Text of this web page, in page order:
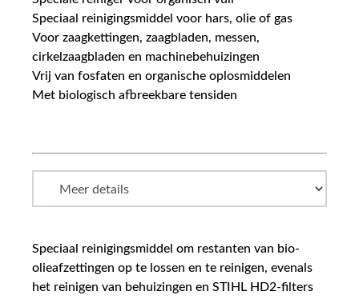
Speciaal reinigingsmiddel voor hars, olie of gas
Voor zaagkettingen, zaagbladen, messen,
cirkelzaagbladen en machinebehuizingen
Vrij van fosfaten en organische oplosmiddelen
Met biologisch afbreekbare tensiden
Speciaal reinigingsmiddel om restanten van bio-
olieafzettingen op te lossen en te reinigen, evenals
het reinigen van behuizingen en STIHL HD2-filters